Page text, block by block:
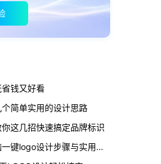
钱又好看
简单实用的设计思路
这几招快速搞定品牌标识
2345看图王怎么做Logo？电脑一键logo设计步骤与实用技巧